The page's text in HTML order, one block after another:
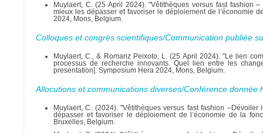
Muylaert, C. (25 April 2024). "Vêtithèques versus fast fashion
mieux les dépasser et favoriser le déploiement de l’économie
2024, Mons, Belgium.
Colloques et congrès scientifiques/Communication publiée
Muylaert, C., & Romariz Peixoto, L. (25 April 2024). "Le lien
processus de recherche innovants. Quel lien entre les
presentation]. Symposium Hera 2024, Mons, Belgium.
Allocutions et communications diverses/Conférence donnée
Muylaert, C. (2024). "Vêtithèques versus fast fashion
dépasser et favoriser le déploiement de l’économie de la
Bruxelles, Belgium.